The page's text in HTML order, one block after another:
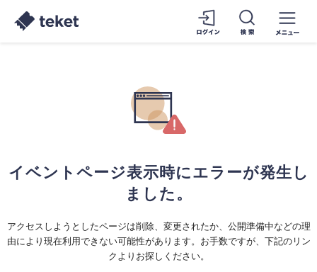
イベントページ表示時にエラーが発生し
ました。
アクセスしようとしたページは削除、変更されたか、公開準備中などの理
由により現在利用できない可能性があります。お手数ですが、下記のリン
クよりお探しください。